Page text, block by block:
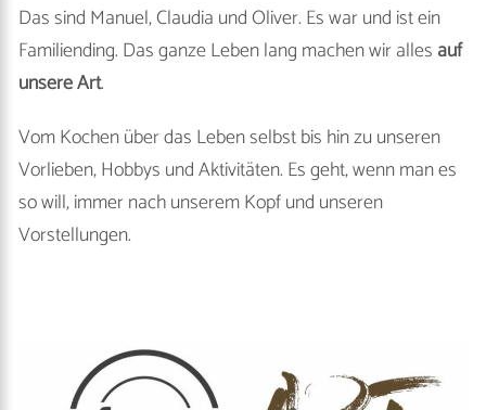
Das sind Manuel, Claudia und Oliver. Es war und ist ein
Familiending. Das ganze Leben lang machen wir alles auf
unsere Art.
Vom Kochen über das Leben selbst bis hin zu unseren
Vorlieben, Hobbys und Aktivitäten. Es geht, wenn man es
so will, immer nach unserem Kopf und unseren
Vorstellungen.